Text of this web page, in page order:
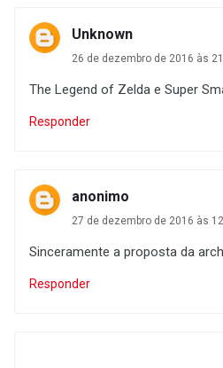
Unknown
26 de dezembro de 2016 às
The Legend of Zelda e Super
Responder
anonimo
27 de dezembro de 2016 às
Sinceramente a proposta da
Responder